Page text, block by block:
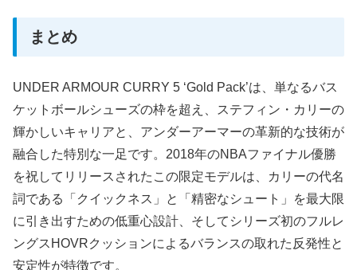
まとめ
UNDER ARMOUR CURRY 5 ‘Gold Pack’は、単なるバス
ケットボールシューズの枠を超え、ステフィン・カリーの
輝かしいキャリアと、アンダーアーマーの革新的な技術が
融合した特別な一足です。2018年のNBAファイナル優勝
を祝してリリースされたこの限定モデルは、カリーの代名
詞である「クイックネス」と「精密なシュート」を最大限
に引き出すための低重心設計、そしてシリーズ初のフルレ
ングスHOVRクッションによるバランスの取れた反発性と
安定性が特徴です。